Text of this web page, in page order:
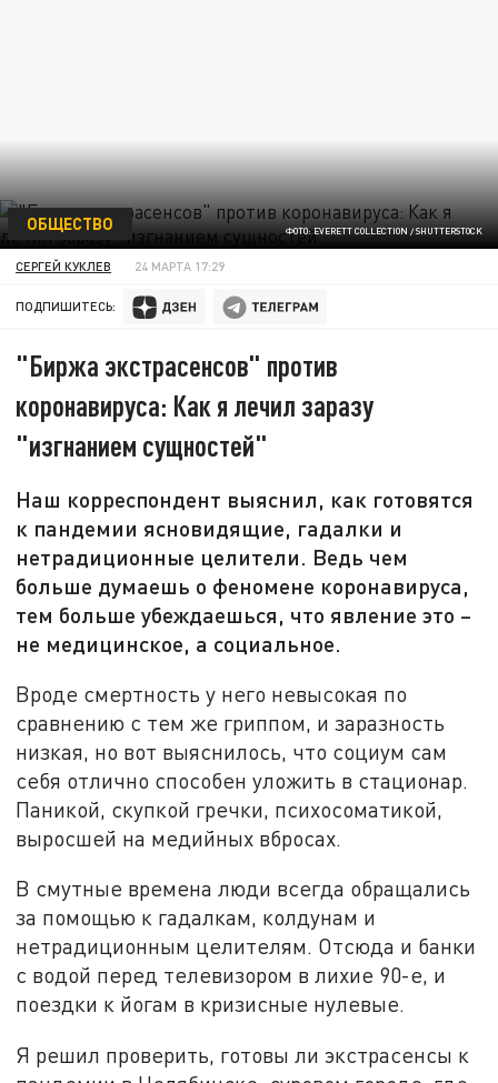
ФОТО: EVERETT COLLECTION / SHUTTERSTOCK
ОБЩЕСТВО
СЕРГЕЙ КУКЛЕВ 24 МАРТА 17:29
ПОДПИШИТЕСЬ:
"Биржа экстрасенсов" против
коронавируса: Как я лечил заразу
"изгнанием сущностей"
Наш корреспондент выяснил, как готовятся
к пандемии ясновидящие, гадалки и
нетрадиционные целители. Ведь чем
больше думаешь о феномене коронавируса,
тем больше убеждаешься, что явление это –
не медицинское, а социальное.
Вроде смертность у него невысокая по
сравнению с тем же гриппом, и заразность
низкая, но вот выяснилось, что социум сам
себя отлично способен уложить в стационар.
Паникой, скупкой гречки, психосоматикой,
выросшей на медийных вбросах.
В смутные времена люди всегда обращались
за помощью к гадалкам, колдунам и
нетрадиционным целителям. Отсюда и банки
с водой перед телевизором в лихие 90-е, и
поездки к йогам в кризисные нулевые.
Я решил проверить, готовы ли экстрасенсы к